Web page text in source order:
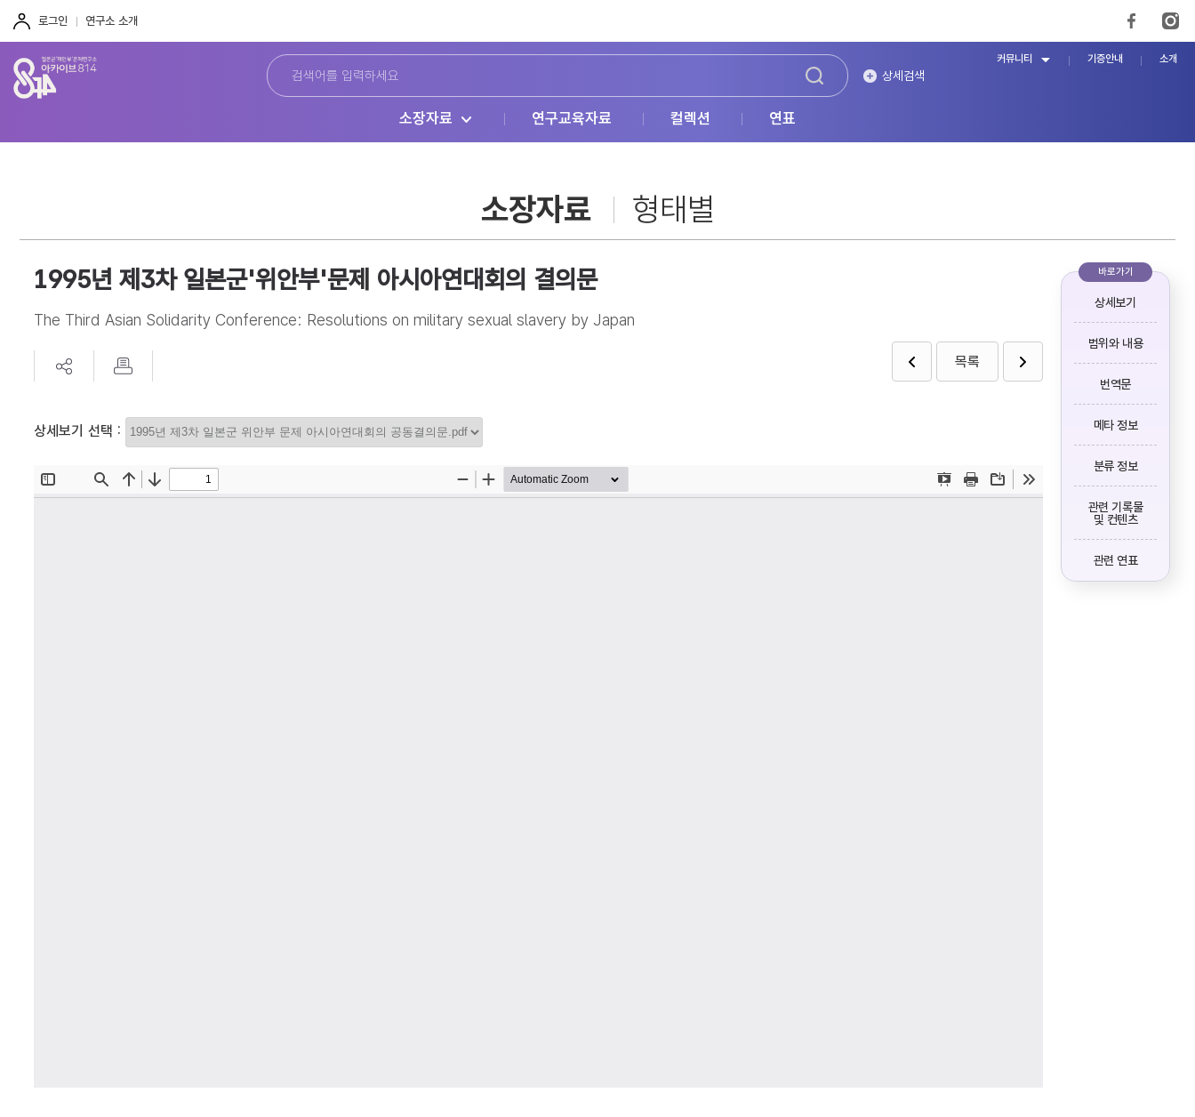
로그인 연구소 소개
상세검색
소장자료 연구교육자료 컬렉션 연표
커뮤니티 기증안내 소개
소장자료 형태별
1995년 제3차 일본군'위안부'문제 아시아연대회의 결의문
The Third Asian Solidarity Conference: Resolutions on military sexual slavery by Japan
목록
상세보기 선택 :
바로가기
상세보기
범위와 내용
번역문
메타 정보
분류 정보
관련 기록물
및 컨텐츠
관련 연표